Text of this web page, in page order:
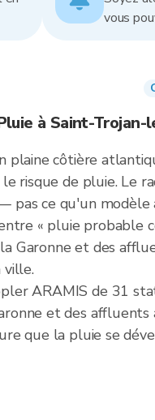
vous
à Saint-Trojan-
plaine côtière
risque de pluie. Le
pas ce qu'un
« pluie probable
Garonne et des
ville.
ARAMIS de 31
et des
que la pluie se